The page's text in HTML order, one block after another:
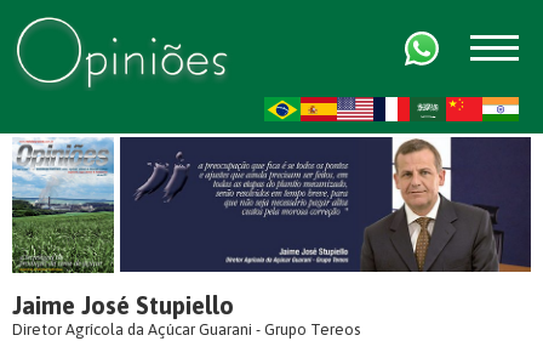
Jaime José Stupiello
Diretor Agrícola da Açúcar Guarani - Grupo Tereos